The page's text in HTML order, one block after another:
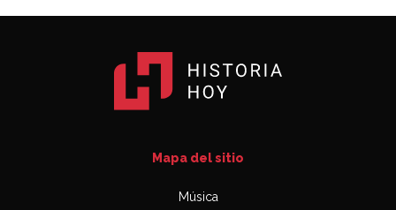
Mapa del sitio
Música